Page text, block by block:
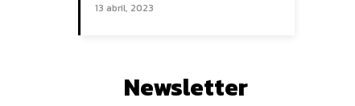
13 abril, 2023
Newsletter